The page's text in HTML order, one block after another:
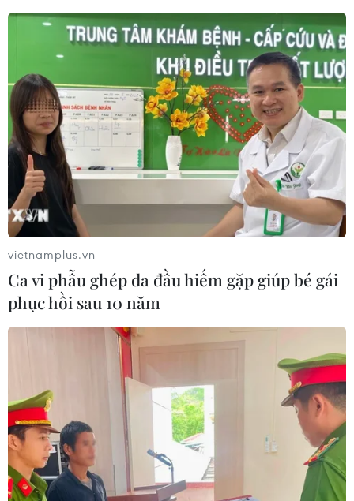
TIN CÙNG CHUYÊN MỤC
Lâm Đồng vào cao điểm vụ cá Nam,
vietnamplus.vn
Ca vi phẫu ghép da đầu hiếm gặp giúp bé gái
phục hồi sau 10 năm